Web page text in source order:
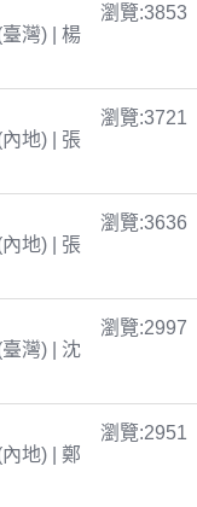
瀏覽:3853
灣) | 楊
瀏覽:3721
地) | 張
瀏覽:3636
地) | 張
瀏覽:2997
灣) | 沈
瀏覽:2951
地) | 鄭